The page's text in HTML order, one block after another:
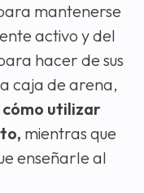
mantenerse
activo y del
hacer de sus
caja de arena,
cómo utilizar
mientras que
enseñarle al